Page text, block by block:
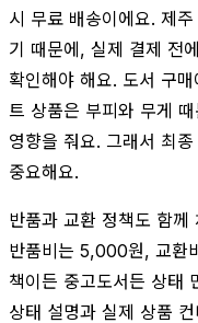
시 무료 배송이에요. 제
기 때문에, 실제 결제 전
확인해야 해요. 도서 구
트 상품은 부피와 무게
영향을 줘요. 그래서 최
중요해요.
반품과 교환 정책도 함께
반품비는 5,000원, 교환
책이든 중고도서든 상태
상태 설명과 실제 상품